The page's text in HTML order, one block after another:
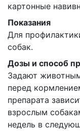
картонные
Показания
Для
собак.
Дозы и способ
Задают
перед
препарата
взрослым
недель в